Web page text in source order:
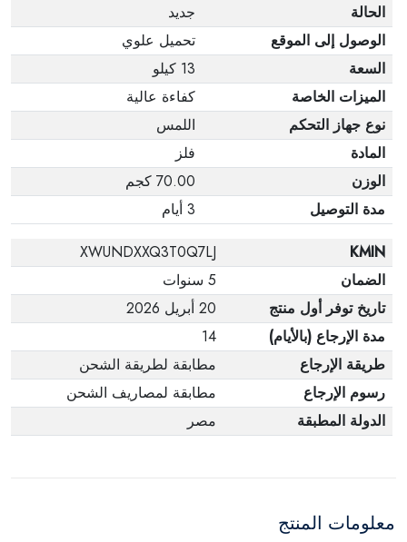
الحالة
جديد
الوصول إلى الموقع
تحميل علوي
السعة
13 كيلو
الميزات الخاصة
كفاءة عالية
نوع جهاز التحكم
اللمس
المادة
فلز
الوزن
70.00 كجم
مدة التوصيل
3 أيام
KMIN
XWUNDXXQ3T0Q7LJ
الضمان
5 سنوات
تاريخ توفر أول منتج
20 أبريل 2026
مدة الإرجاع (بالأيام)
14
طريقة الإرجاع
مطابقة لطريقة الشحن
رسوم الإرجاع
مطابقة لمصاريف الشحن
الدولة المطبقة
مصر
معلومات المنتج